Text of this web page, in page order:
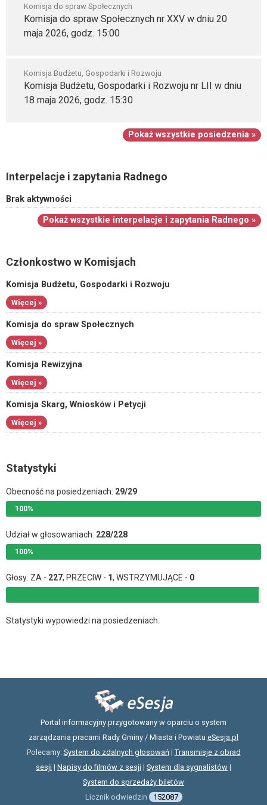
Komisja do spraw Społecznych
Komisja do spraw Społecznych nr XXV w dniu 20
maja 2026, godz. 15:00
Komisja Budżetu, Gospodarki i Rozwoju
Komisja Budżetu, Gospodarki i Rozwoju nr LII w dniu
18 maja 2026, godz. 15:30
Pokaż wszystkie posiedzenia »
Interpelacje i zapytania Radnego
Brak aktywności
Pokaż wszystkie interpelacje i zapytania Radnego »
Członkostwo w Komisjach
Komisja Budżetu, Gospodarki i Rozwoju
Więcej »
Komisja do spraw Społecznych
Więcej »
Komisja Rewizyjna
Więcej »
Komisja Skarg, Wniosków i Petycji
Więcej »
Statystyki
Obecność na posiedzeniach: 29/29
100%
Udział w głosowaniach: 228/228
100%
Głosy: ZA - 227, PRZECIW - 1, WSTRZYMUJĄCE - 0
Statystyki wypowiedzi na posiedzeniach:
Portal informacyjny przygotowany w oparciu o system
zarządzania pracami Rady Gminy / Miasta i Powiatu eSesja.pl
Polecamy: System do zdalnych głosowań| Transmisje z obrad
sesji | Napisy do filmów z sesji | System dla sygnalistów |
System do sprzedaży biletów
Licznik odwiedzin
152087